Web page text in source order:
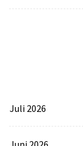
Juli 2026